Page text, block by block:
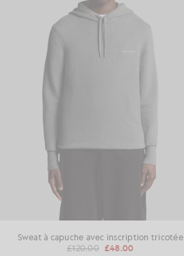
Sweat à capuche avec inscription tricotée
£120.00 £48.00